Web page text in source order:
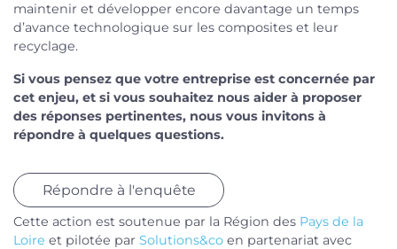
maintenir et développer encore davantage un temps
d’avance technologique sur les composites et leur
recyclage.
Si vous pensez que votre entreprise est concernée par
cet enjeu, et si vous souhaitez nous aider à proposer
des réponses pertinentes, nous vous invitons à
répondre à quelques questions.
Répondre à l'enquête
Cette action est soutenue par la Région des Pays de la
Loire et pilotée par Solutions&co en partenariat avec